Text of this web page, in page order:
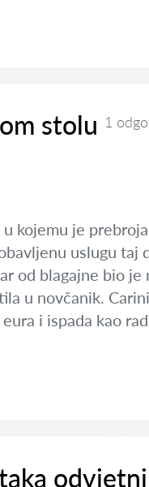
stolu 1
kojemu je
uslugu taj
od blagajne bio
u novčanik.
i ispada kao